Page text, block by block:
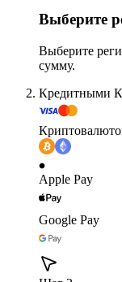
Выберите
Выберите
сумму.
Кредитными
Apple Pay
Google Pay